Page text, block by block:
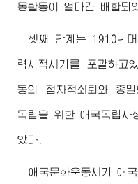
몽활동이 얼마간 배합되
셋째 단계는 1910년
력사적시기를 포괄하고
동의 점차적쇠퇴와 종
독립을 위한 애국독립사
았다.
애국문화운동시기 애